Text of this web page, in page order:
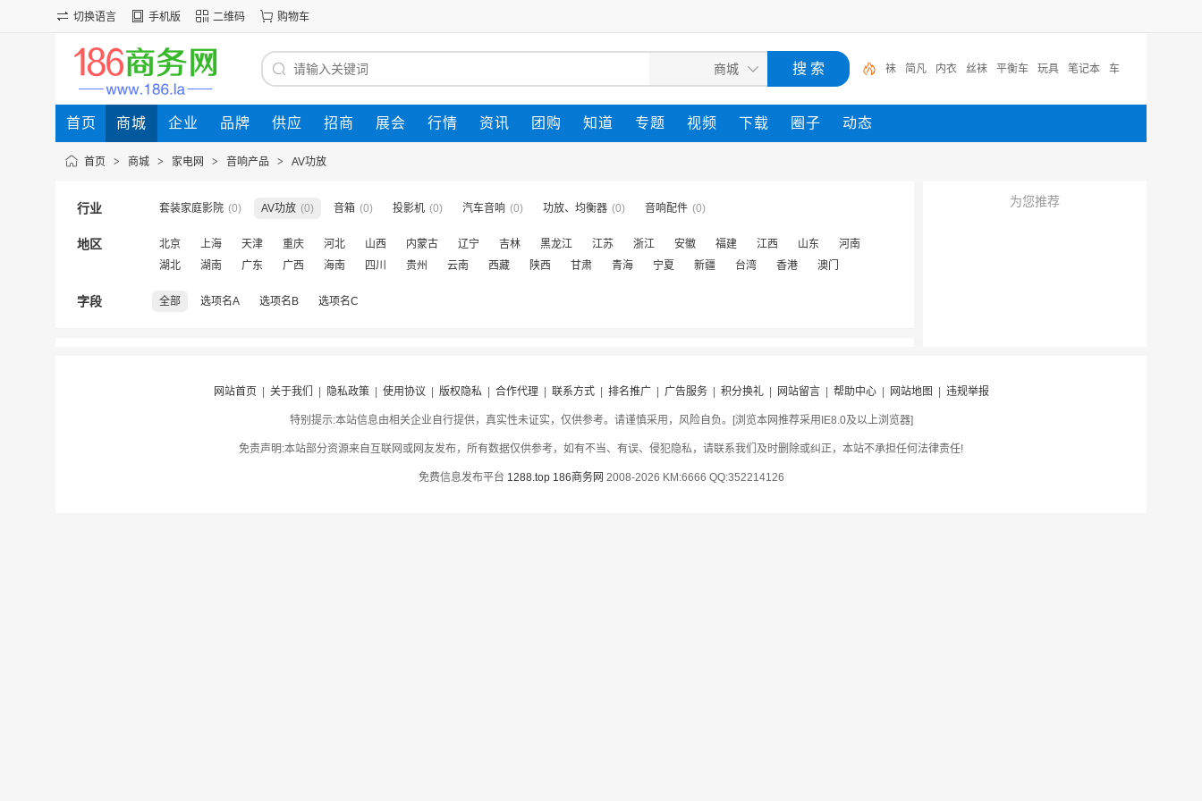
切换语言 手机版 二维码 购物车
袜 简凡 内衣 丝袜 平衡车 玩具 笔记本 车
首页 商城 企业 品牌 供应 招商 展会 行情 资讯 团购 知道 专题 视频 下载 圈子 动态
首页 > 商城 > 家电网 > 音响产品 > AV功放
行业 套装家庭影院 (0) AV功放 (0) 音箱 (0) 投影机 (0) 汽车音响 (0) 功放、均衡器 (0) 音响配件 (0)
地区 北京 上海 天津 重庆 河北 山西 内蒙古 辽宁 吉林 黑龙江 江苏 浙江 安徽 福建 江西 山东
河南
湖北
湖南 广东 广西 海南 四川 贵州 云南 西藏 陕西 甘肃 青海 宁夏 新疆 台湾 香港 澳门
字段 全部 选项名A 选项名B 选项名C
为您推荐
网站首页 关于我们 隐私政策| 使用协议 版权隐私| 合作代理| 联系方式| 排名推广| 广告服务| 积分换礼| 网站留言| 帮助中心| 网站地图 违规举报
特别提示:本站信息由相关企业自行提供，真实性未证实，仅供参考。请谨慎采用，风险自负。[浏览本网推荐采用IE8.0及以上浏览器]
免责声明:本站部分资源来自互联网或网友发布，所有数据仅供参考，如有不当、有误、侵犯隐私，请联系我们及时删除或纠正，本站不承担任何法律责任!
免费信息发布平台 1288.top 186商务网 2008-2026 KM:6666 QQ:352214126